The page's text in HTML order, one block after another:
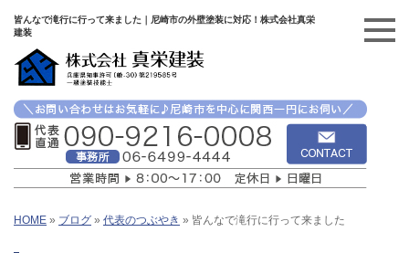
皆んなで滝行に行って来ました｜尼崎市の外壁塗装に対応！株式会社真栄
建装
HOME » ブログ » 代表のつぶやき » 皆んなで滝行に行って来ました